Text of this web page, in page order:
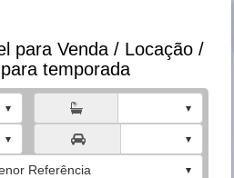
para Venda / Locação /
temporada

Referência